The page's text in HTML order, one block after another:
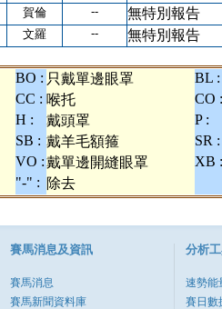
賀倫 -- 無特別報告
文羅 -- 無特別報告
BO : 只戴單邊眼罩
BL :
CC : 喉托
CO :
H : 戴頭罩
P :
SB : 戴羊毛額箍
SR :
VO :戴單邊開縫眼罩
XB :
"-" : 除去
賽馬消息及資訊
賽馬消息
賽馬新聞資料庫
分析
速勢能
賽日數